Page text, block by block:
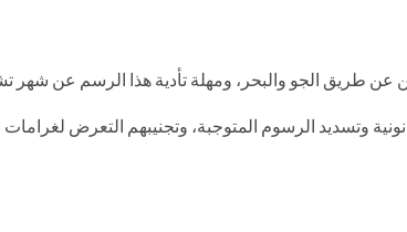
وتسديد الرسوم المتوجبة، وتجنيبهم التعرض